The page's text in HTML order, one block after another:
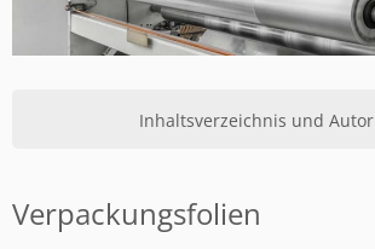
Inhaltsverzeichnis und Autor
Verpackungsfolien